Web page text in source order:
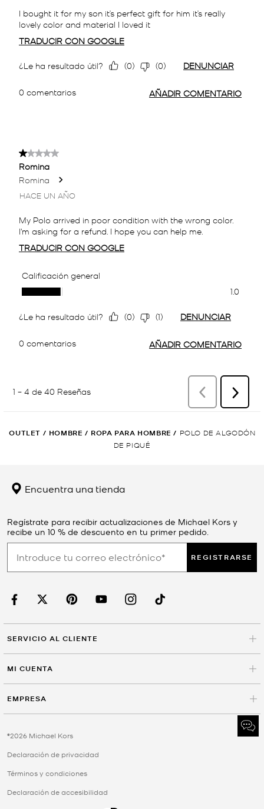
OUTLET / HOMBRE / ROPA PARA HOMBRE / POLO DE ALGODÓN
DE PIQUÉ
Encuentra una tienda
Regístrate para recibir actualizaciones de Michael Kors y
recibe un 10 % de descuento en tu primer pedido.
REGISTRARSE
SERVICIO AL CLIENTE
MI CUENTA
EMPRESA
©2026 Michael Kors
Declaración de privacidad
Términos y condiciones
Declaración de accesibilidad